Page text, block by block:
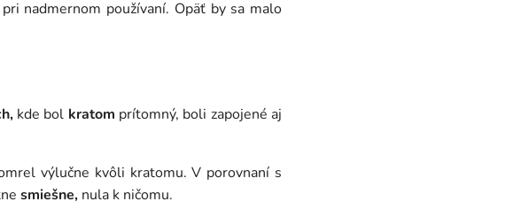
nadmernom používaní. Opäť by sa malo
kde bol kratom prítomný, boli zapojené aj
výlučne kvôli kratomu. V porovnaní s
smiešne, nula k ničomu.